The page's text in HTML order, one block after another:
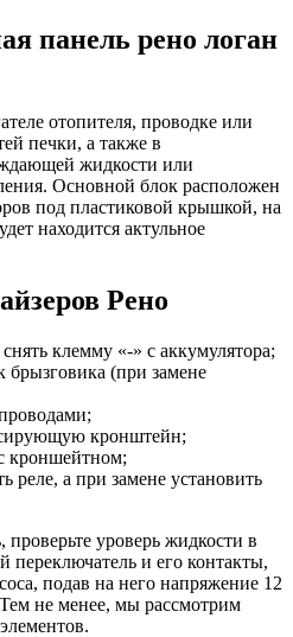
панель рено логан
отопителя, проводке или
печки, а также в
жидкости или
Основной блок расположен
под пластиковой крышкой, на
находится актульное
Рено
клемму «-» с аккумулятора;
(при замене
кронштейн;
кроншейтном;
реле, а при замене установить
проверьте уроверь жидкости в
переключатель и его контакты,
подав на него напряжение 12
не менее, мы рассмотрим